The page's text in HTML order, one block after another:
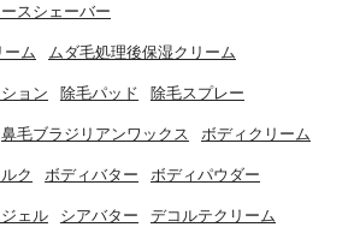
スシェーバー
ーム ムダ毛処理後保湿クリーム
ョン 除毛パッド 除毛スプレー
鼻毛ブラジリアンワックス ボディクリーム
ク ボディバター ボディパウダー
ェル シアバター デコルテクリーム